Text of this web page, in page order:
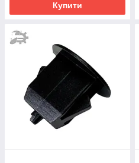
Купити